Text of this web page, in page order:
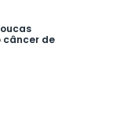
câncer de